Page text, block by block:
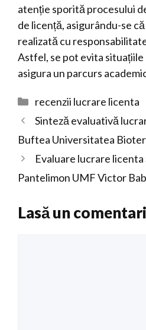
atenție sporită procesului
de licență, asigurându-se
realizată cu
Astfel, se pot evita
asigura un parcurs
Categorii
recenzii lucrare licenta
Sinteză evaluativă
Buftea Universitatea
Evaluare lucrare
Pantelimon UMF Victor
Lasă un